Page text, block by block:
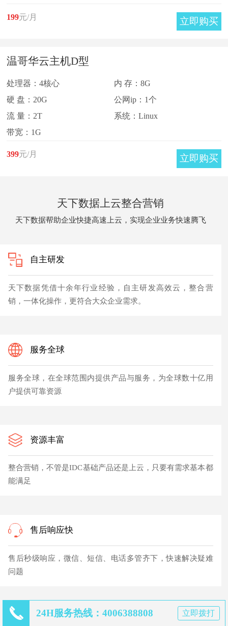
199元/月 立即购买
温哥华云主机D型
处理器：4核心
硬 盘：20G
流 量：2T
带宽：1G
内 存：8G
公网ip：1个
系统：Linux
399元/月 立即购买
天下数据上云整合营销
天下数据帮助企业快捷高速上云，实现企业业务快速腾飞
自主研发
天下数据凭借十余年行业经验，自主研发高效云，整合营
销，一体化操作，更符合大众企业需求。
服务全球
服务全球，在全球范围内提供产品与服务，为全球数十亿用
户提供可靠资源
资源丰富
整合营销，不管是IDC基础产品还是上云，只要有需求基本都
能满足
售后响应快
售后秒级响应，微信、短信、电话多管齐下，快速解决疑难
问题
24H服务热线：4006388808 立即拨打